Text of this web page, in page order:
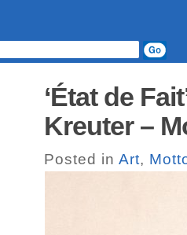
‘État de
Kreuter –
Posted in Art,